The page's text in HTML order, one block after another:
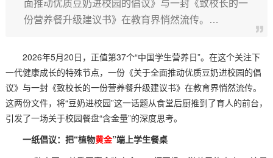
面推动优质豆奶进校园的倡议》与一封《致校长的一
份营养餐升级建议书》在教育界悄然流传。…
2026年5月20日，正值第37个“中国学生营养日”。在这个关注下
一代健康成长的特殊节点，一份《关于全面推动优质豆奶进校园的倡
议》与一封《致校长的一份营养餐升级建议书》在教育界悄然流传。
这两份文件，将“豆奶进校园”这一话题从食堂后厨推到了育人的前台，
引发了一场关于校园餐盘“含金量”的深度思考。
一纸倡议：把“植物黄金”端上学生餐桌